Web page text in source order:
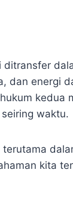
dan energi
kedua
waktu.
kita